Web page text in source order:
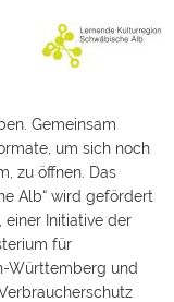
Gemeinsam
um sich noch
zu öffnen. Das
Alb“ wird gefördert
einer Initiative der
für
Württemberg und